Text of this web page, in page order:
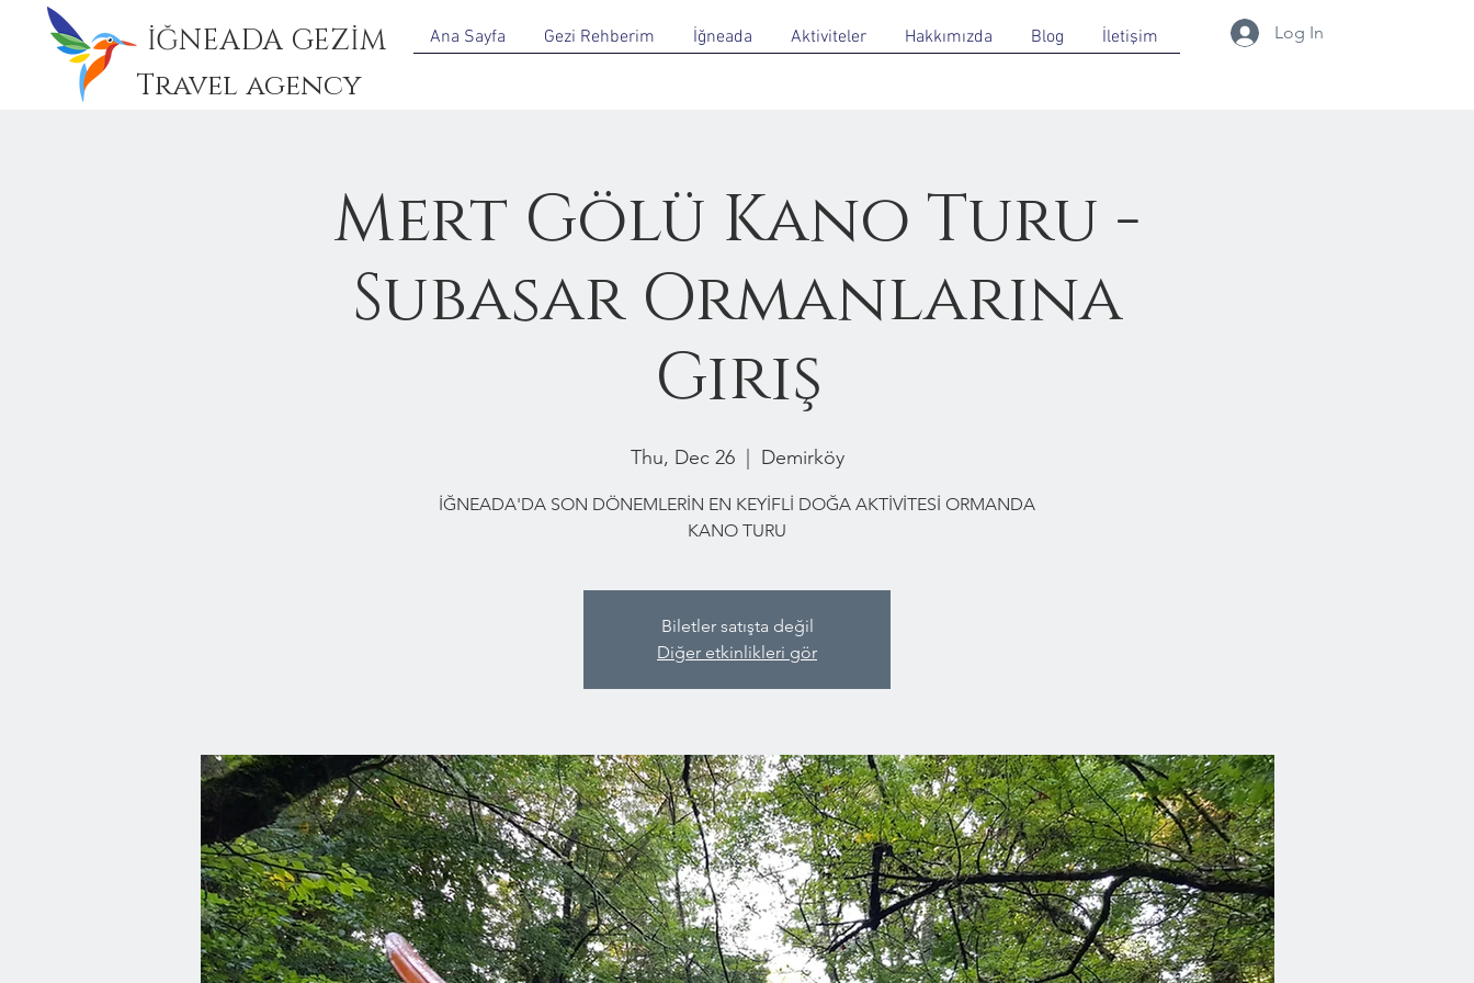
İĞNEADA GEZİM
Travel agency
Ana Sayfa Gezi Rehberim İğneada Aktiviteler Hakkımızda Blog İletişim Log In
Mert Gölü Kano Turu -
Subasar Ormanlarına
Giriş
Thu, Dec 26
  |
Demirköy
İĞNEADA'DA SON DÖNEMLERİN EN KEYİFLİ DOĞA AKTİVİTESİ ORMANDA
KANO TURU
Biletler satışta değil
Diğer etkinlikleri gör